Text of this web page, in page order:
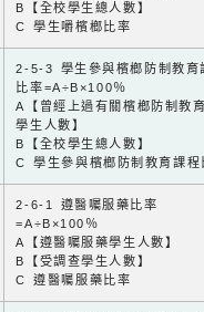
B【全校學生總人數】
C 學生嚼檳榔比率
2-5-3 學生參與檳榔防制教育
比率=A÷B×100％
A【曾經上過有關檳榔防制教
學生人數】
B【全校學生總人數】
C 學生參與檳榔防制教育課程
2-6-1 遵醫囑服藥比率
=A÷B×100％
A【遵醫囑服藥學生人數】
B【受調查學生人數】
C 遵醫囑服藥比率